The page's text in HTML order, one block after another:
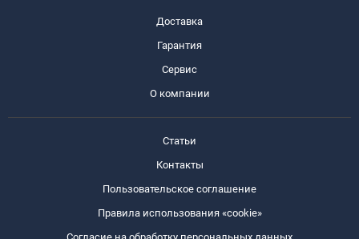
Доставка
Гарантия
Сервис
О компании
Статьи
Контакты
Пользовательское соглашение
Правила использования «cookie»